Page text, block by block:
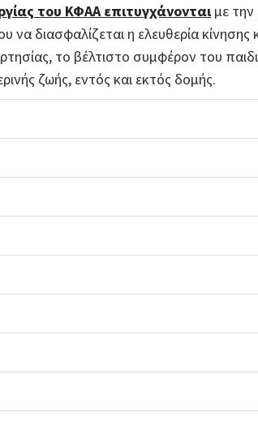
του ΚΦΑΑ επιτυγχάνονταιμε την
διασφαλίζεται η ελευθερία
το βέλτιστο συμφέρον του
ζωής, εντός και εκτός δομής.